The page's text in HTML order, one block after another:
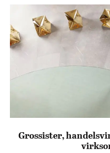
Grossister,